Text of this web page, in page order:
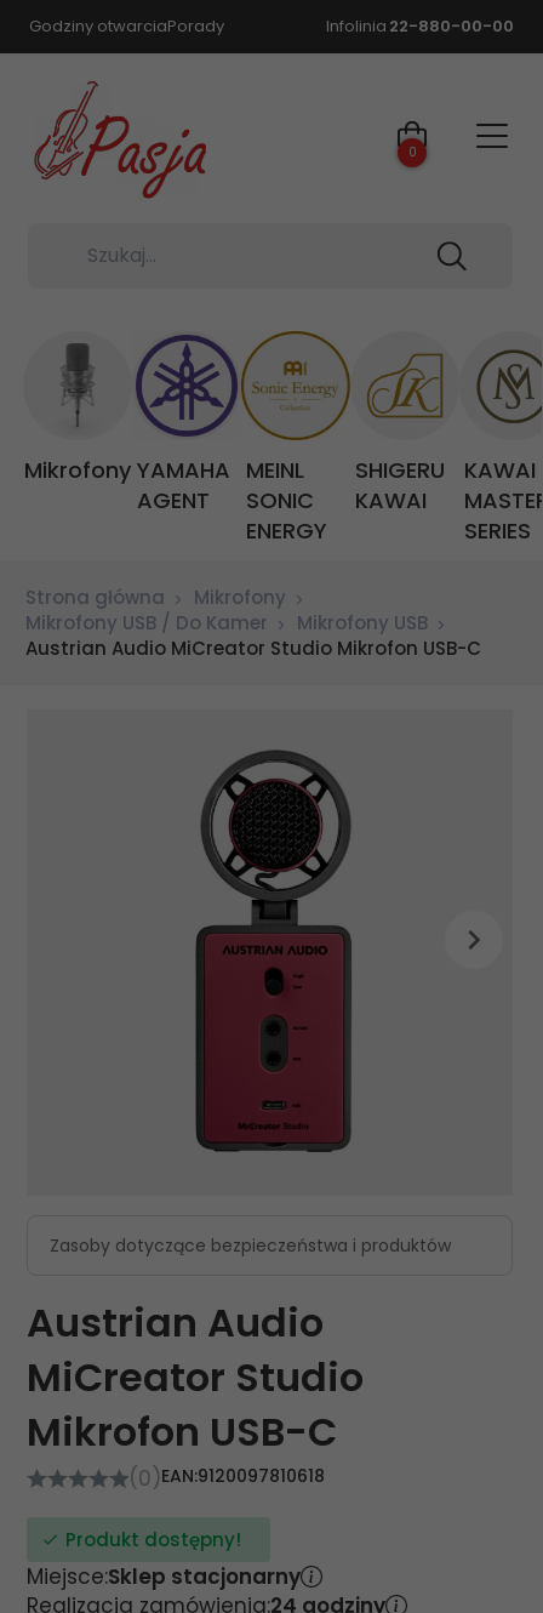
Godziny otwarciaPorady Infolinia 22-880-00-00
Szukaj...
0
Mikrofony YAMAHA
AGENT
MEINL
SONIC
ENERGY
SHIGERU
KAWAI
KAWAI
SERIES
Strona główna
Mikrofony
Mikrofony USB / Do Kamer
Mikrofony USB
Austrian Audio MiCreator Studio Mikrofon USB-C
Zasoby dotyczące bezpieczeństwa i produktów
Austrian Audio
MiCreator Studio
Mikrofon USB-C
(0)EAN:9120097810618
Produkt dostępny!
Miejsce:Sklep stacjonarny
Realizacja zamówienia:24 godziny